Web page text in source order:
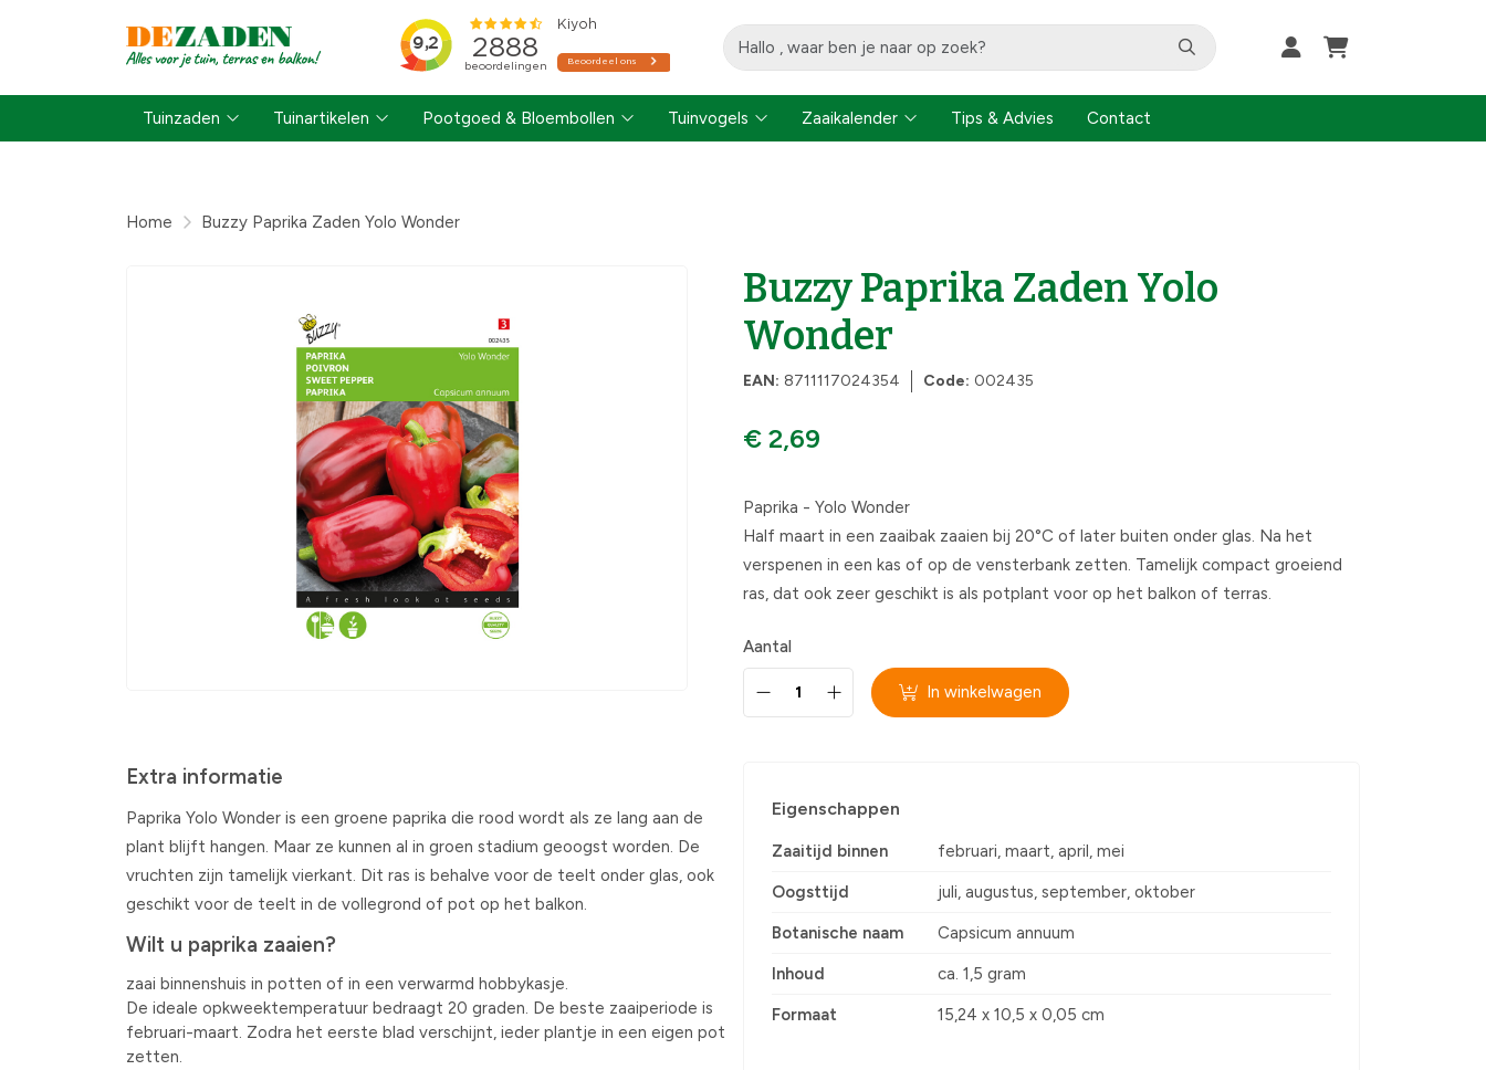
Tuinzaden Tuinartikelen Pootgoed & Bloembollen Tuinvogels Zaaikalender Tips & Advies Contact
Home Buzzy Paprika Zaden Yolo Wonder
Buzzy Paprika Zaden Yolo
Wonder
EAN: 8711117024354 Code: 002435
€ 2,69
Paprika - Yolo Wonder
Half maart in een zaaibak zaaien bij 20°C of later buiten onder glas. Na het
verspenen in een kas of op de vensterbank zetten. Tamelijk compact groeiend
ras, dat ook zeer geschikt is als potplant voor op het balkon of terras.
Aantal
In winkelwagen
Extra informatie
Paprika Yolo Wonder is een groene paprika die rood wordt als ze lang aan de
plant blijft hangen. Maar ze kunnen al in groen stadium geoogst worden. De
vruchten zijn tamelijk vierkant. Dit ras is behalve voor de teelt onder glas, ook
geschikt voor de teelt in de vollegrond of pot op het balkon.
Wilt u paprika zaaien?
zaai binnenshuis in potten of in een verwarmd hobbykasje.
De ideale opkweektemperatuur bedraagt 20 graden. De beste zaaiperiode is
februari-maart. Zodra het eerste blad verschijnt, ieder plantje in een eigen pot
zetten.
Eigenschappen
Zaaitijd binnen februari, maart, april, mei
Oogsttijd juli, augustus, september, oktober
Botanische naam Capsicum annuum
Inhoud ca. 1,5 gram
Formaat 15,24 x 10,5 x 0,05 cm